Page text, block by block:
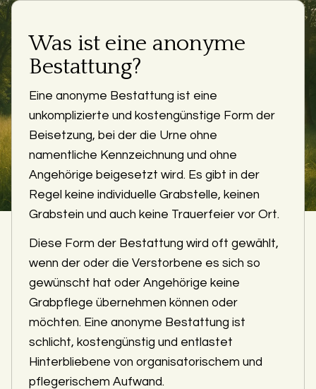
Was ist eine anonyme
Bestattung?
Eine anonyme Bestattung ist eine
unkomplizierte und kostengünstige Form der
Beisetzung, bei der die Urne ohne
namentliche Kennzeichnung und ohne
Angehörige beigesetzt wird. Es gibt in der
Regel keine individuelle Grabstelle, keinen
Grabstein und auch keine Trauerfeier vor Ort.
Diese Form der Bestattung wird oft gewählt,
wenn der oder die Verstorbene es sich so
gewünscht hat oder Angehörige keine
Grabpflege übernehmen können oder
möchten. Eine anonyme Bestattung ist
schlicht, kostengünstig und entlastet
Hinterbliebene von organisatorischem und
pflegerischem Aufwand.